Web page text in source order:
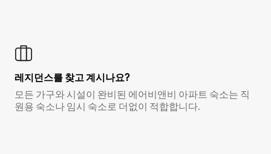
레지던스를 찾고 계시나요?
모든 가구와 시설이 완비된 에어비앤비 아파트 숙소는 직
원용 숙소나 임시 숙소로 더없이 적합합니다.